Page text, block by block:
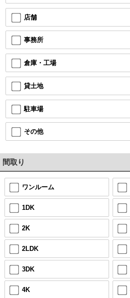
店舗
事務所
倉庫・工場
貸土地
駐車場
その他
間取り
ワンルーム
1DK
2K
2LDK
3DK
4K